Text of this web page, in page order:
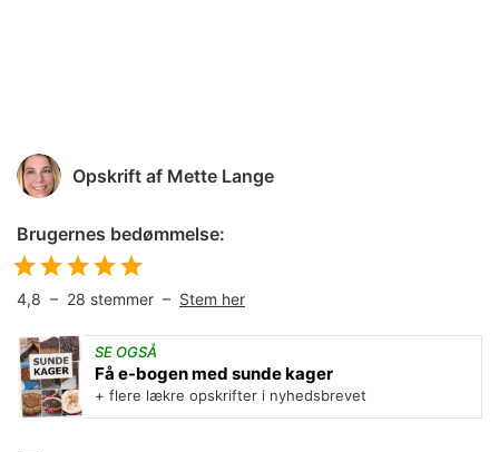
Opskrift af Mette Lange
Brugernes bedømmelse:
4,8 – 28 stemmer – Stem her
SE OGSÅ
Få e-bogen med sunde kager
+ flere lækre opskrifter i nyhedsbrevet